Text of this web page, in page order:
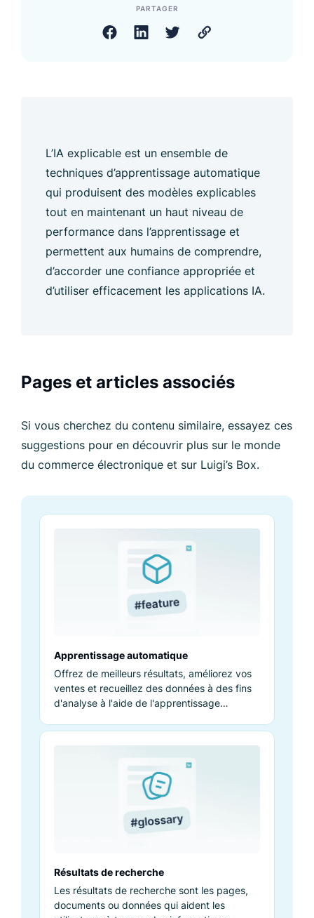
PARTAGER
L’IA explicable est un ensemble de
techniques d’apprentissage automatique
qui produisent des modèles explicables
tout en maintenant un haut niveau de
performance dans l’apprentissage et
permettent aux humains de comprendre,
d’accorder une confiance appropriée et
d’utiliser efficacement les applications IA.
Pages et articles associés
Si vous cherchez du contenu similaire, essayez ces
suggestions pour en découvrir plus sur le monde
du commerce électronique et sur Luigi’s Box.
Apprentissage automatique
Offrez de meilleurs résultats, améliorez vos
ventes et recueillez des données à des fins
d'analyse à l'aide de l'apprentissage
Résultats de recherche
Les résultats de recherche sont les pages,
documents ou données qui aident les